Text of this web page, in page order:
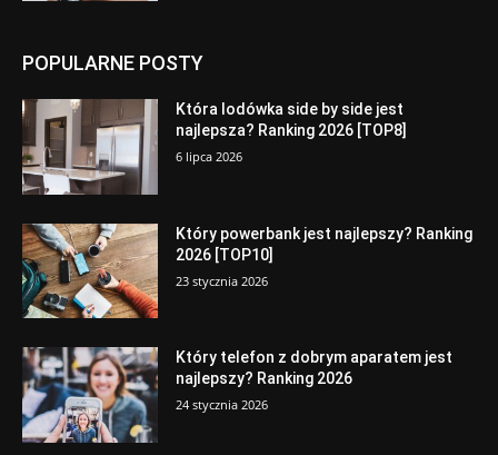
POPULARNE POSTY
Która lodówka side by side jest
najlepsza? Ranking 2026 [TOP8]
6 lipca 2026
Który powerbank jest najlepszy? Ranking
2026 [TOP10]
23 stycznia 2026
Który telefon z dobrym aparatem jest
najlepszy? Ranking 2026
24 stycznia 2026